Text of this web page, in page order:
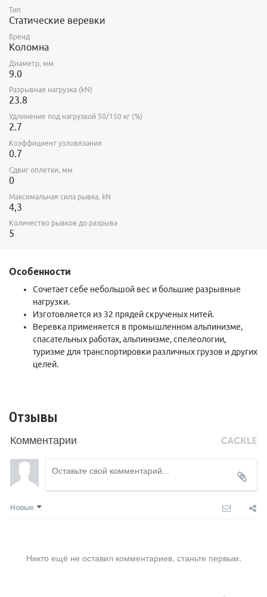
бухтами прикладываем аксессуары для самостоятельной
маркировки.
Тип
Статические веревки
Бренд
Коломна
Диаметр, мм
9.0
Разрывная нагрузка (kN)
23.8
Удлинение под нагрузкой 50/150 кг (%)
2.7
Коэффициент узловязания
0.7
Сдвиг оплетки, мм
0
Максимальная сила рывка, kN
4,3
Количество рывков до разрыва
5
Особенности
Сочетает себе небольшой вес и большие разрывные
нагрузки.
Изготовляется из 32 прядей скрученых нитей.
Веревка применяется в промышленном альпинизме,
спасательных работах, альпинизме, спелеологии,
туризме для транспортировки различных грузов и других
целей.
Отзывы
Комментарии
Новые
Никто ещё не оставил комментариев, станьте первым.